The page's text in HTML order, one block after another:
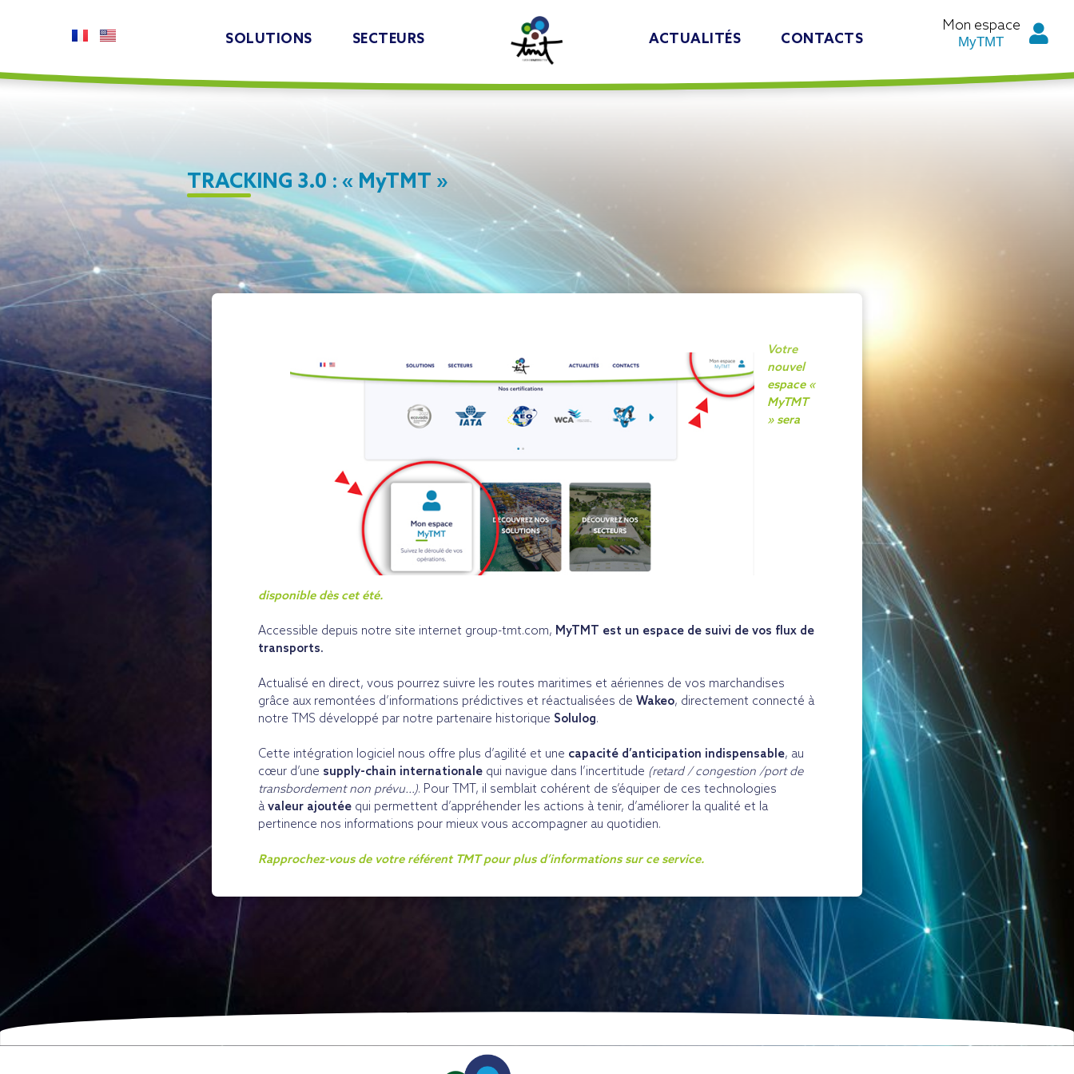
SOLUTIONS SECTEURS ACTUALITÉS CONTACTS
Mon espace
MyTMT
TRACKING 3.0 : « MyTMT »
Votre
nouvel
espace «
MyTMT
» sera
disponible dès cet été.
Accessible depuis notre site internet group-tmt.com, MyTMT est un espace de suivi de vos flux de
transports.
Actualisé en direct, vous pourrez suivre les routes maritimes et aériennes de vos marchandises
grâce aux remontées d’informations prédictives et réactualisées deWakeo, directement connecté à
notre TMS développé par notre partenaire historique Solulog.
Cette intégration logiciel nous offre plus d’agilité et une capacité d’anticipation indispensable, au
cœur d’une supply-chain internationale qui navigue dans l’incertitude (retard / congestion /port de
transbordement non prévu…). Pour TMT, il semblait cohérent de s’équiper de ces technologies
àvaleur ajoutée qui permettent d’appréhender les actions à tenir, d’améliorer la qualité et la
pertinence nos informations pour mieux vous accompagner au quotidien.
Rapprochez-vous de votre référent TMT pour plus d’informations sur ce service.